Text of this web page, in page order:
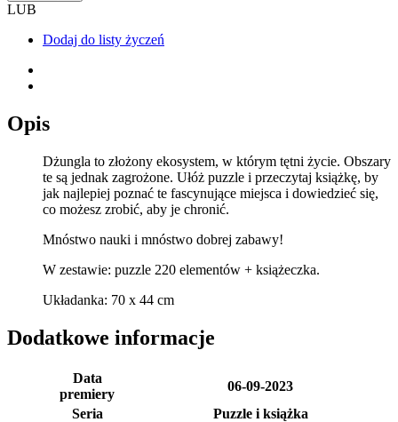
LUB
Dodaj do listy życzeń
Opis
Dżungla to złożony ekosystem, w którym tętni życie. Obszary
te są jednak zagrożone. Ułóż puzzle i przeczytaj książkę, by
jak najlepiej poznać te fascynujące miejsca i dowiedzieć się,
co możesz zrobić, aby je chronić.
Mnóstwo nauki i mnóstwo dobrej zabawy!
W zestawie: puzzle 220 elementów + książeczka.
Układanka: 70 x 44 cm
Dodatkowe informacje
Data
premiery
06-09-2023
Seria
Puzzle i książka